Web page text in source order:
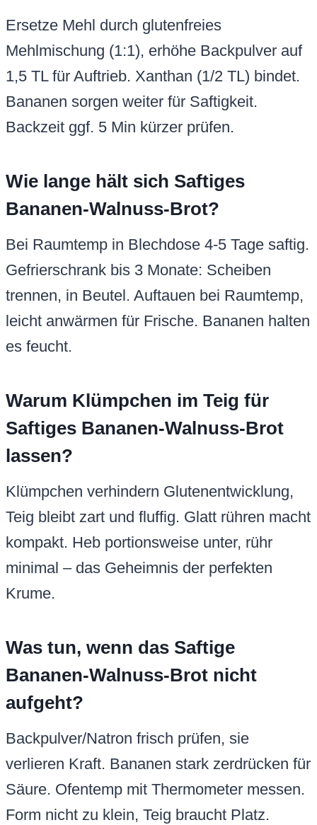
Ersetze Mehl durch glutenfreies
Mehlmischung (1:1), erhöhe Backpulver auf
1,5 TL für Auftrieb. Xanthan (1/2 TL) bindet.
Bananen sorgen weiter für Saftigkeit.
Backzeit ggf. 5 Min kürzer prüfen.
Wie lange hält sich Saftiges
Bananen-Walnuss-Brot?
Bei Raumtemp in Blechdose 4-5 Tage saftig.
Gefrierschrank bis 3 Monate: Scheiben
trennen, in Beutel. Auftauen bei Raumtemp,
leicht anwärmen für Frische. Bananen halten
es feucht.
Warum Klümpchen im Teig für
Saftiges Bananen-Walnuss-Brot
lassen?
Klümpchen verhindern Glutenentwicklung,
Teig bleibt zart und fluffig. Glatt rühren macht
kompakt. Heb portionsweise unter, rühr
minimal – das Geheimnis der perfekten
Krume.
Was tun, wenn das Saftige
Bananen-Walnuss-Brot nicht
aufgeht?
Backpulver/Natron frisch prüfen, sie
verlieren Kraft. Bananen stark zerdrücken für
Säure. Ofentemp mit Thermometer messen.
Form nicht zu klein, Teig braucht Platz.